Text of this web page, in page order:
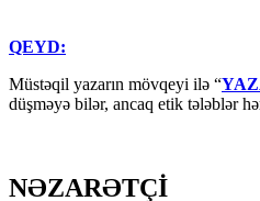
QEYD:
Müstəqil yazarın mövqeyi ilə “
düşməyə bilər, ancaq etik tələblər
NƏZARƏTÇİ